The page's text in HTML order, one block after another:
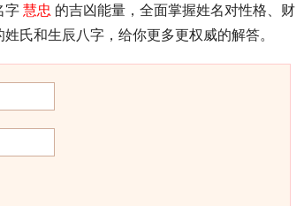
人性情直爽，喜怒无常，虚荣心重，心直口快，
，喜欢投机行为，花钱较浪费，耐性欠佳，很
姓名五格数理测算得出，仅供参考）
字 慧忠 的吉凶能量，全面掌握姓名对性格、财
氏和生辰八字，给你更多更权威的解答。